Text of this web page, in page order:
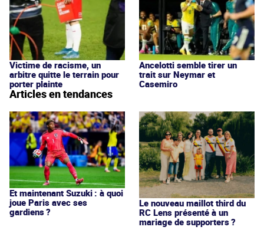
Victime de racisme, un
arbitre quitte le terrain pour
porter plainte
Ancelotti semble tirer un
trait sur Neymar et
Casemiro
Articles en tendances
Et maintenant Suzuki : à quoi
joue Paris avec ses
gardiens ?
Le nouveau maillot third du
RC Lens présenté à un
mariage de supporters ?